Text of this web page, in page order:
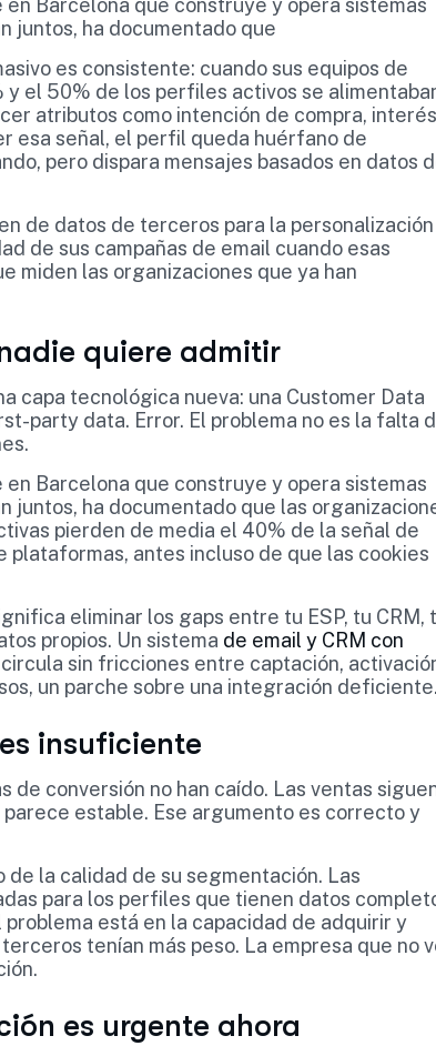
Barcelona que construye y opera sistemas
juntos, ha documentado que
es consistente: cuando sus equipos de
el 50% de los perfiles activos se
atributos como intención de compra, interés
esa señal, el perfil queda huérfano de
pero dispara mensajes basados en datos
de datos de terceros para la personalización
de sus campañas de email cuando esas
miden las organizaciones que ya han
quiere admitir
capa tecnológica nueva: una Customer Data
party data. Error. El problema no es la falta
Barcelona que construye y opera sistemas
ha documentado que las
pierden de media el 40% de la señal de
antes incluso de que las cookies
eliminar los gaps entre tu ESP, tu CRM,
propios. Un sistema de email y CRM con
sin fricciones entre captación,
un parche sobre una integración deficiente.
insuficiente
de conversión no han caído. Las ventas
estable. Ese argumento es correcto y
de la calidad de su segmentación. Las
para los perfiles que tienen datos
está en la capacidad de adquirir y
tenían más peso. La empresa que no
es urgente ahora